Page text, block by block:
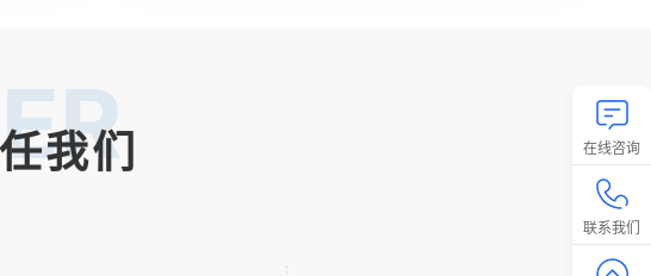
我们 在线咨询
联系我们